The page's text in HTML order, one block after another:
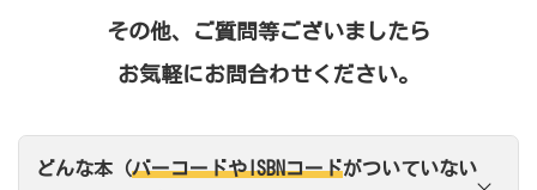
その他、ご質問等ございましたら
お気軽にお問合わせください。
どんな本（バーコードやISBNコードがついていない